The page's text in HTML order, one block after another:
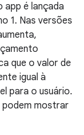
app é lançada
1. Nas versões
que o valor de
igual à
para o usuário.
podem mostrar